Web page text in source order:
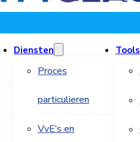
Diensten
Proces
particulieren
VvE’s en
Tools